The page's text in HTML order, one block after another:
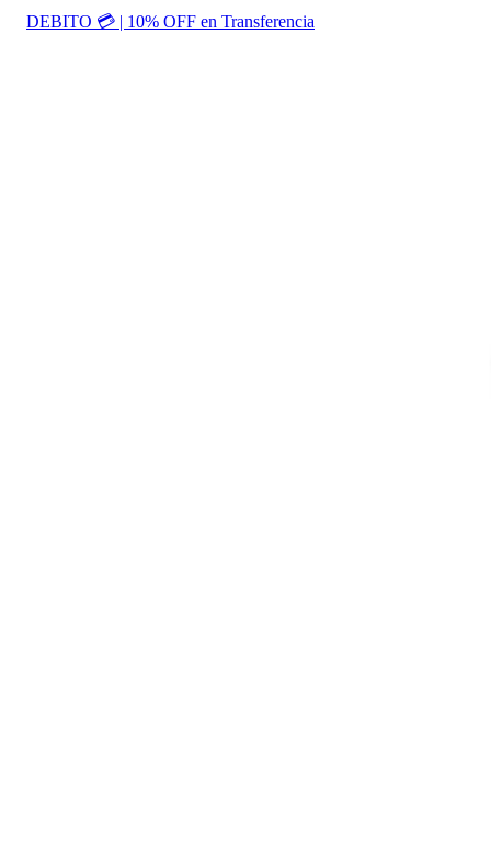
DEBITO 💳 | 10% OFF en Transferencia